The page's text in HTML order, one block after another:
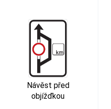
Návěst před
objížďkou